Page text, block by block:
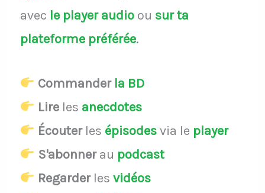
avec le player audio ou sur ta
plateforme préférée.
Commander la BD
Lireles anecdotes
Écouterles épisodesvia le player
S'abonnerau podcast
Regarderles vidéos